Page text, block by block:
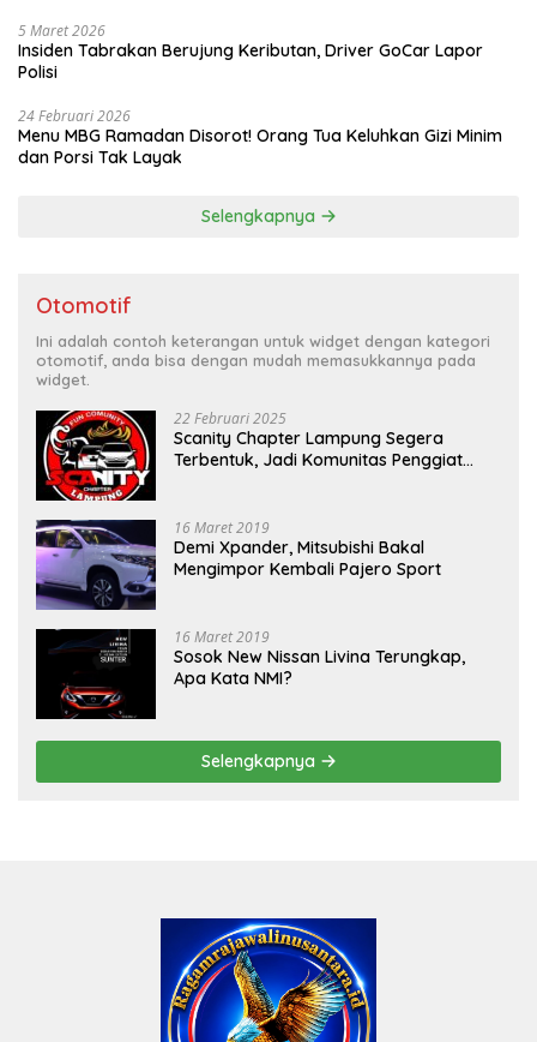
5 Maret 2026
Insiden Tabrakan Berujung Keributan, Driver GoCar Lapor
Polisi
24 Februari 2026
Menu MBG Ramadan Disorot! Orang Tua Keluhkan Gizi Minim
dan Porsi Tak Layak
Selengkapnya
Otomotif
Ini adalah contoh keterangan untuk widget dengan kategori
otomotif, anda bisa dengan mudah memasukkannya pada
widget.
22 Februari 2025
Scanity Chapter Lampung Segera
Terbentuk, Jadi Komunitas Penggiat
16 Maret 2019
Demi Xpander, Mitsubishi Bakal
Mengimpor Kembali Pajero Sport
16 Maret 2019
Sosok New Nissan Livina Terungkap,
Apa Kata NMI?
Selengkapnya